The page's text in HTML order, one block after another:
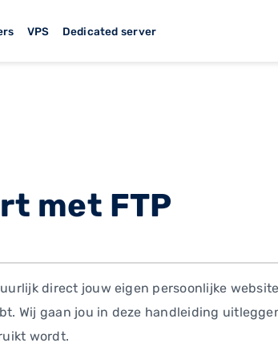
VPS Dedicated server
met FTP
direct jouw eigen persoonlijke
Wij gaan jou in deze handleiding
wordt.